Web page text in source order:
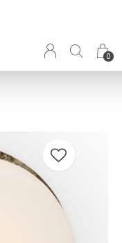
0